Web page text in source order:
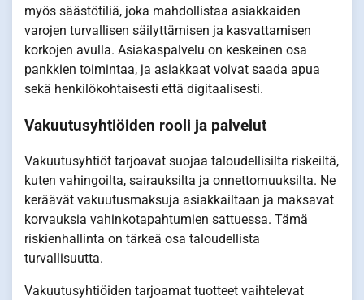
myös säästötiliä, joka mahdollistaa asiakkaiden
varojen turvallisen säilyttämisen ja kasvattamisen
korkojen avulla. Asiakaspalvelu on keskeinen osa
pankkien toimintaa, ja asiakkaat voivat saada apua
sekä henkilökohtaisesti että digitaalisesti.
Vakuutusyhtiöiden rooli ja palvelut
Vakuutusyhtiöt tarjoavat suojaa taloudellisilta riskeiltä,
kuten vahingoilta, sairauksilta ja onnettomuuksilta. Ne
keräävät vakuutusmaksuja asiakkailtaan ja maksavat
korvauksia vahinkotapahtumien sattuessa. Tämä
riskienhallinta on tärkeä osa taloudellista
turvallisuutta.
Vakuutusyhtiöiden tarjoamat tuotteet vaihtelevat